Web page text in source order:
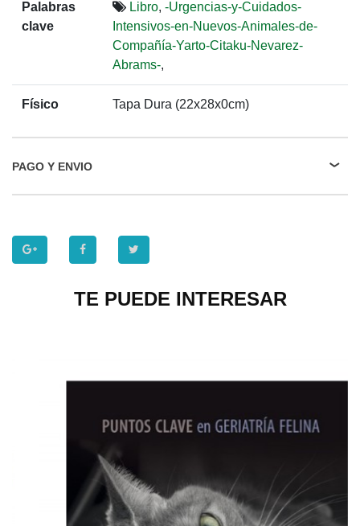
Palabras
clave
Libro, -Urgencias-y-Cuidados-
Intensivos-en-Nuevos-Animales-de-
Compañía-Yarto-Citaku-Nevarez-
Abrams-,
Físico Tapa Dura (22x28x0cm)
PAGO Y ENVIO
TE PUEDE INTERESAR